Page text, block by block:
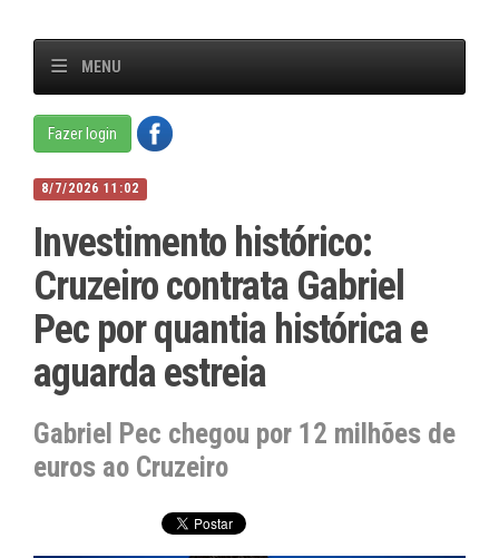
MENU
Fazer login
8/7/2026 11:02
Investimento histórico:
Cruzeiro contrata Gabriel
Pec por quantia histórica e
aguarda estreia
Gabriel Pec chegou por 12 milhões de
euros ao Cruzeiro